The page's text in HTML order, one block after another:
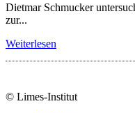
Dietmar Schmucker
zur...
Weiterlesen
© Limes-Institut